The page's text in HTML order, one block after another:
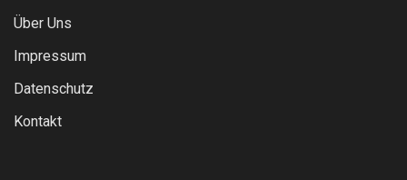
Über Uns
Impressum
Datenschutz
Kontakt